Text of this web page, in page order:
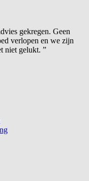
gekregen. Geen
verlopen en we zijn
niet gelukt. ”